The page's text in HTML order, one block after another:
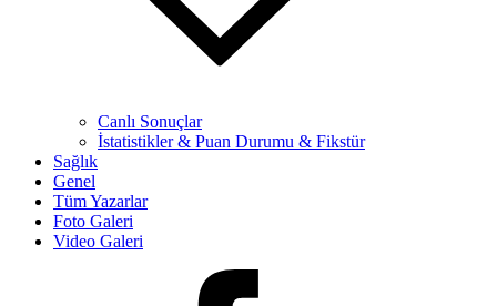
Canlı Sonuçlar
İstatistikler & Puan Durumu & Fikstür
Sağlık
Genel
Tüm Yazarlar
Foto Galeri
Video Galeri